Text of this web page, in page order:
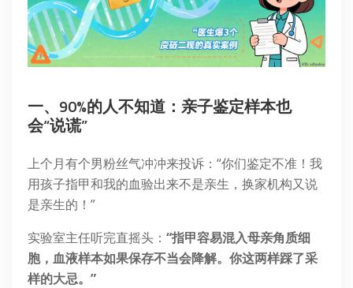
一、90%的人不知道：亲子鉴定样本也
会“说谎”
上个月有个男粉丝气冲冲来投诉：“你们鉴定不准！我
用孩子指甲和我的血验出来不是亲生，换家机构又说
是亲生的！”
实验室主任听完直摇头： “指甲容易混入母亲角质细
胞，血液样本如果保存不当会降解。你这两样踩了采
样的大忌。”